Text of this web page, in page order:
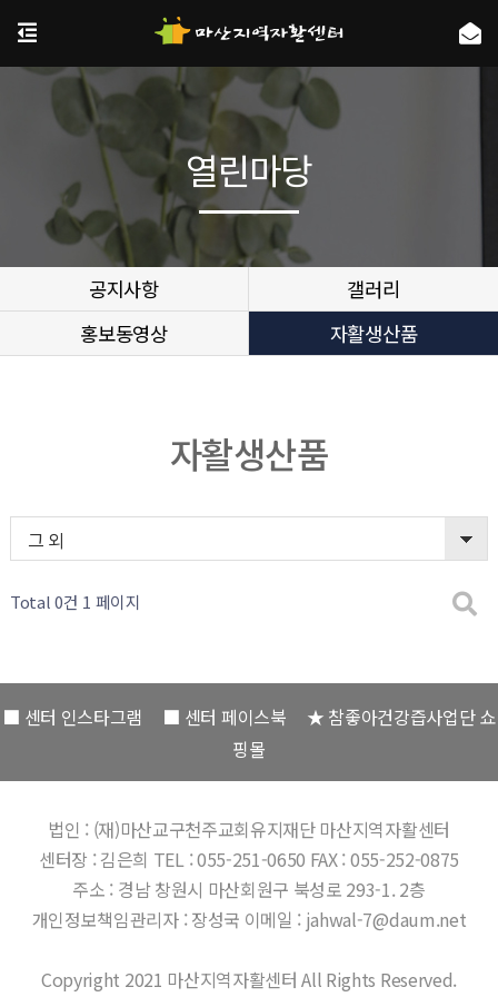
공지사항
갤러리
홍보동영상
자활생산품
열린마당
자활생산품
그 외
Total 0건 1 페이지
■ 센터 인스타그램 ■ 센터 페이스북
★ 참좋아건강즙사업단 쇼
핑몰
법인 : (재)마산교구천주교회유지재단 마산지역자활센터
센터장 : 김은희 TEL : 055-251-0650 FAX : 055-252-0875
주소 : 경남 창원시 마산회원구 북성로 293-1. 2층
개인정보책임관리자 : 장성국 이메일 : jahwal-7@daum.net
Copyright 2021 마산지역자활센터 All Rights Reserved.